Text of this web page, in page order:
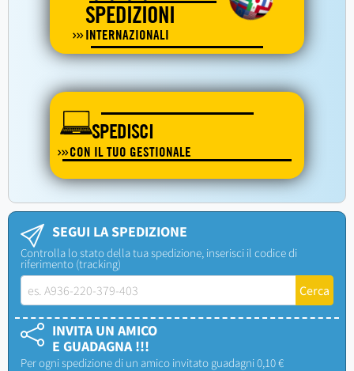
SPEDIZIONI
INTERNAZIONALI
SPEDISCI
CON IL TUO GESTIONALE
SEGUI LA SPEDIZIONE
Controlla lo stato della tua spedizione, inserisci il codice di
riferimento (tracking)
INVITA UN AMICO
E GUADAGNA !!!
Per ogni spedizione di un amico invitato guadagni 0,10 €